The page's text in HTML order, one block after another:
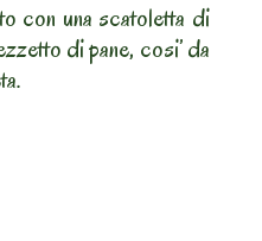
con una scatoletta di
di pane, cosi’ da